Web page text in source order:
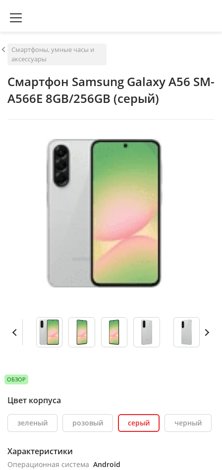
Смартфоны, умные часы и
аксессуары
Смартфон Samsung Galaxy A56 SM-
A566E 8GB/256GB (серый)
ОБЗОР
Цвет корпуса
зеленый розовый серый черный
Характеристики
Операционная система Android